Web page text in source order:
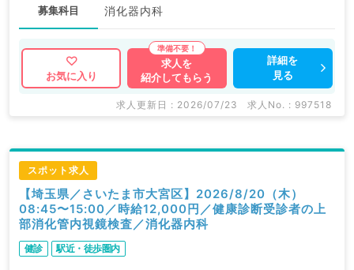
募集科目 消化器内科
お気に入り
求人を
紹介してもらう
詳細を
見る
求人更新日 : 2026/07/23 求人No. : 997518
スポット求人
【埼玉県／さいたま市大宮区】2026/8/20（木）
08:45〜15:00／時給12,000円／健康診断受診者の上
部消化管内視鏡検査／消化器内科
健診 駅近・徒歩圏内